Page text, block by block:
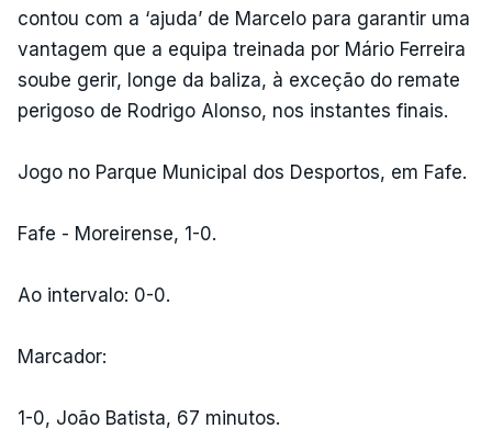
contou com a ‘ajuda’ de Marcelo para garantir uma
vantagem que a equipa treinada por Mário Ferreira
soube gerir, longe da baliza, à exceção do remate
perigoso de Rodrigo Alonso, nos instantes finais.
Jogo no Parque Municipal dos Desportos, em Fafe.
Fafe - Moreirense, 1-0.
Ao intervalo: 0-0.
Marcador:
1-0, João Batista, 67 minutos.